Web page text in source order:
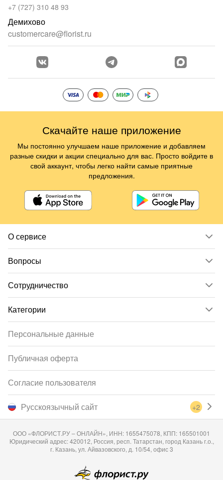
О сервисе
Вопросы
Сотрудничество
Категории
+7 (727) 310 48 93
Демихово
customercare@florist.ru
Русскоязычный сайт +2
Персональные данные
Публичная оферта
Согласие пользователя
ООО «ФЛОРИСТ.РУ – ОНЛАЙН», ИНН: 1655475078, КПП: 165501001
Юридический адрес: 420012, Россия, респ. Татарстан, город Казань г.о.,
г. Казань, ул. Айвазовского, д. 10/54, офис 3
Скачайте наше приложение
Мы постоянно улучшаем наше приложение и добавляем
разные скидки и акции специально для вас. Просто войдите в
свой аккаунт, чтобы легко найти самые приятные
предложения.